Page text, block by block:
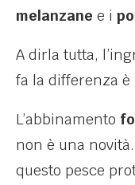
melanzane e i
A dirla tutta,
fa la differenza è
L’abbinamento
non è una
questo pesce